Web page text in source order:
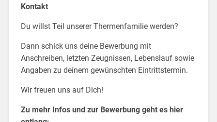
Kontakt
Du willst Teil unserer Thermenfamilie werden?
Dann schick uns deine Bewerbung mit
Anschreiben, letzten Zeugnissen, Lebenslauf sowie
Angaben zu deinem gewünschten Eintrittstermin.
Wir freuen uns auf Dich!
Zu mehr Infos und zur Bewerbung geht es hier